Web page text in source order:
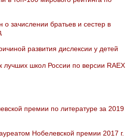
о зачислении братьев и сестер в
развития дислексии у детей
лучших школ России по версии RAEX
премии по литературе за 2019
Нобелевской премии 2017 г.